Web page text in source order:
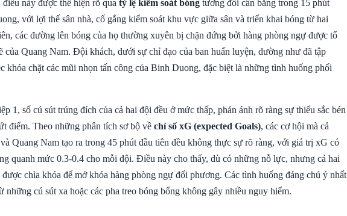
điều này được thể hiện rõ qua tỷ lệ kiểm soát bóng tương đối cân bằng trong 15 phút
với lợi thế sân nhà, cố gắng kiểm soát khu vực giữa sân và triển khai bóng từ hai
các đường lên bóng của họ thường xuyên bị chặn đứng bởi hàng phòng ngự được tổ
của Quang Nam. Đội khách, dưới sự chỉ đạo của ban huấn luyện, dường như đã tập
khóa chặt các mũi nhọn tấn công của Binh Duong, đặc biệt là những tình huống phối
1, số cú sút trúng đích của cả hai đội đều ở mức thấp, phản ánh rõ ràng sự thiếu sắc bén
điểm. Theo những phân tích sơ bộ về chỉ số xG (expected Goals), các cơ hội mà cả
Quang Nam tạo ra trong 45 phút đầu tiên đều không thực sự rõ ràng, với giá trị xG có
quanh mức 0.3-0.4 cho mỗi đội. Điều này cho thấy, dù có những nỗ lực, nhưng cả hai
chìa khóa để mở khóa hàng phòng ngự đối phương. Các tình huống đáng chú ý nhất
những cú sút xa hoặc các pha treo bóng bổng không gây nhiều nguy hiểm.